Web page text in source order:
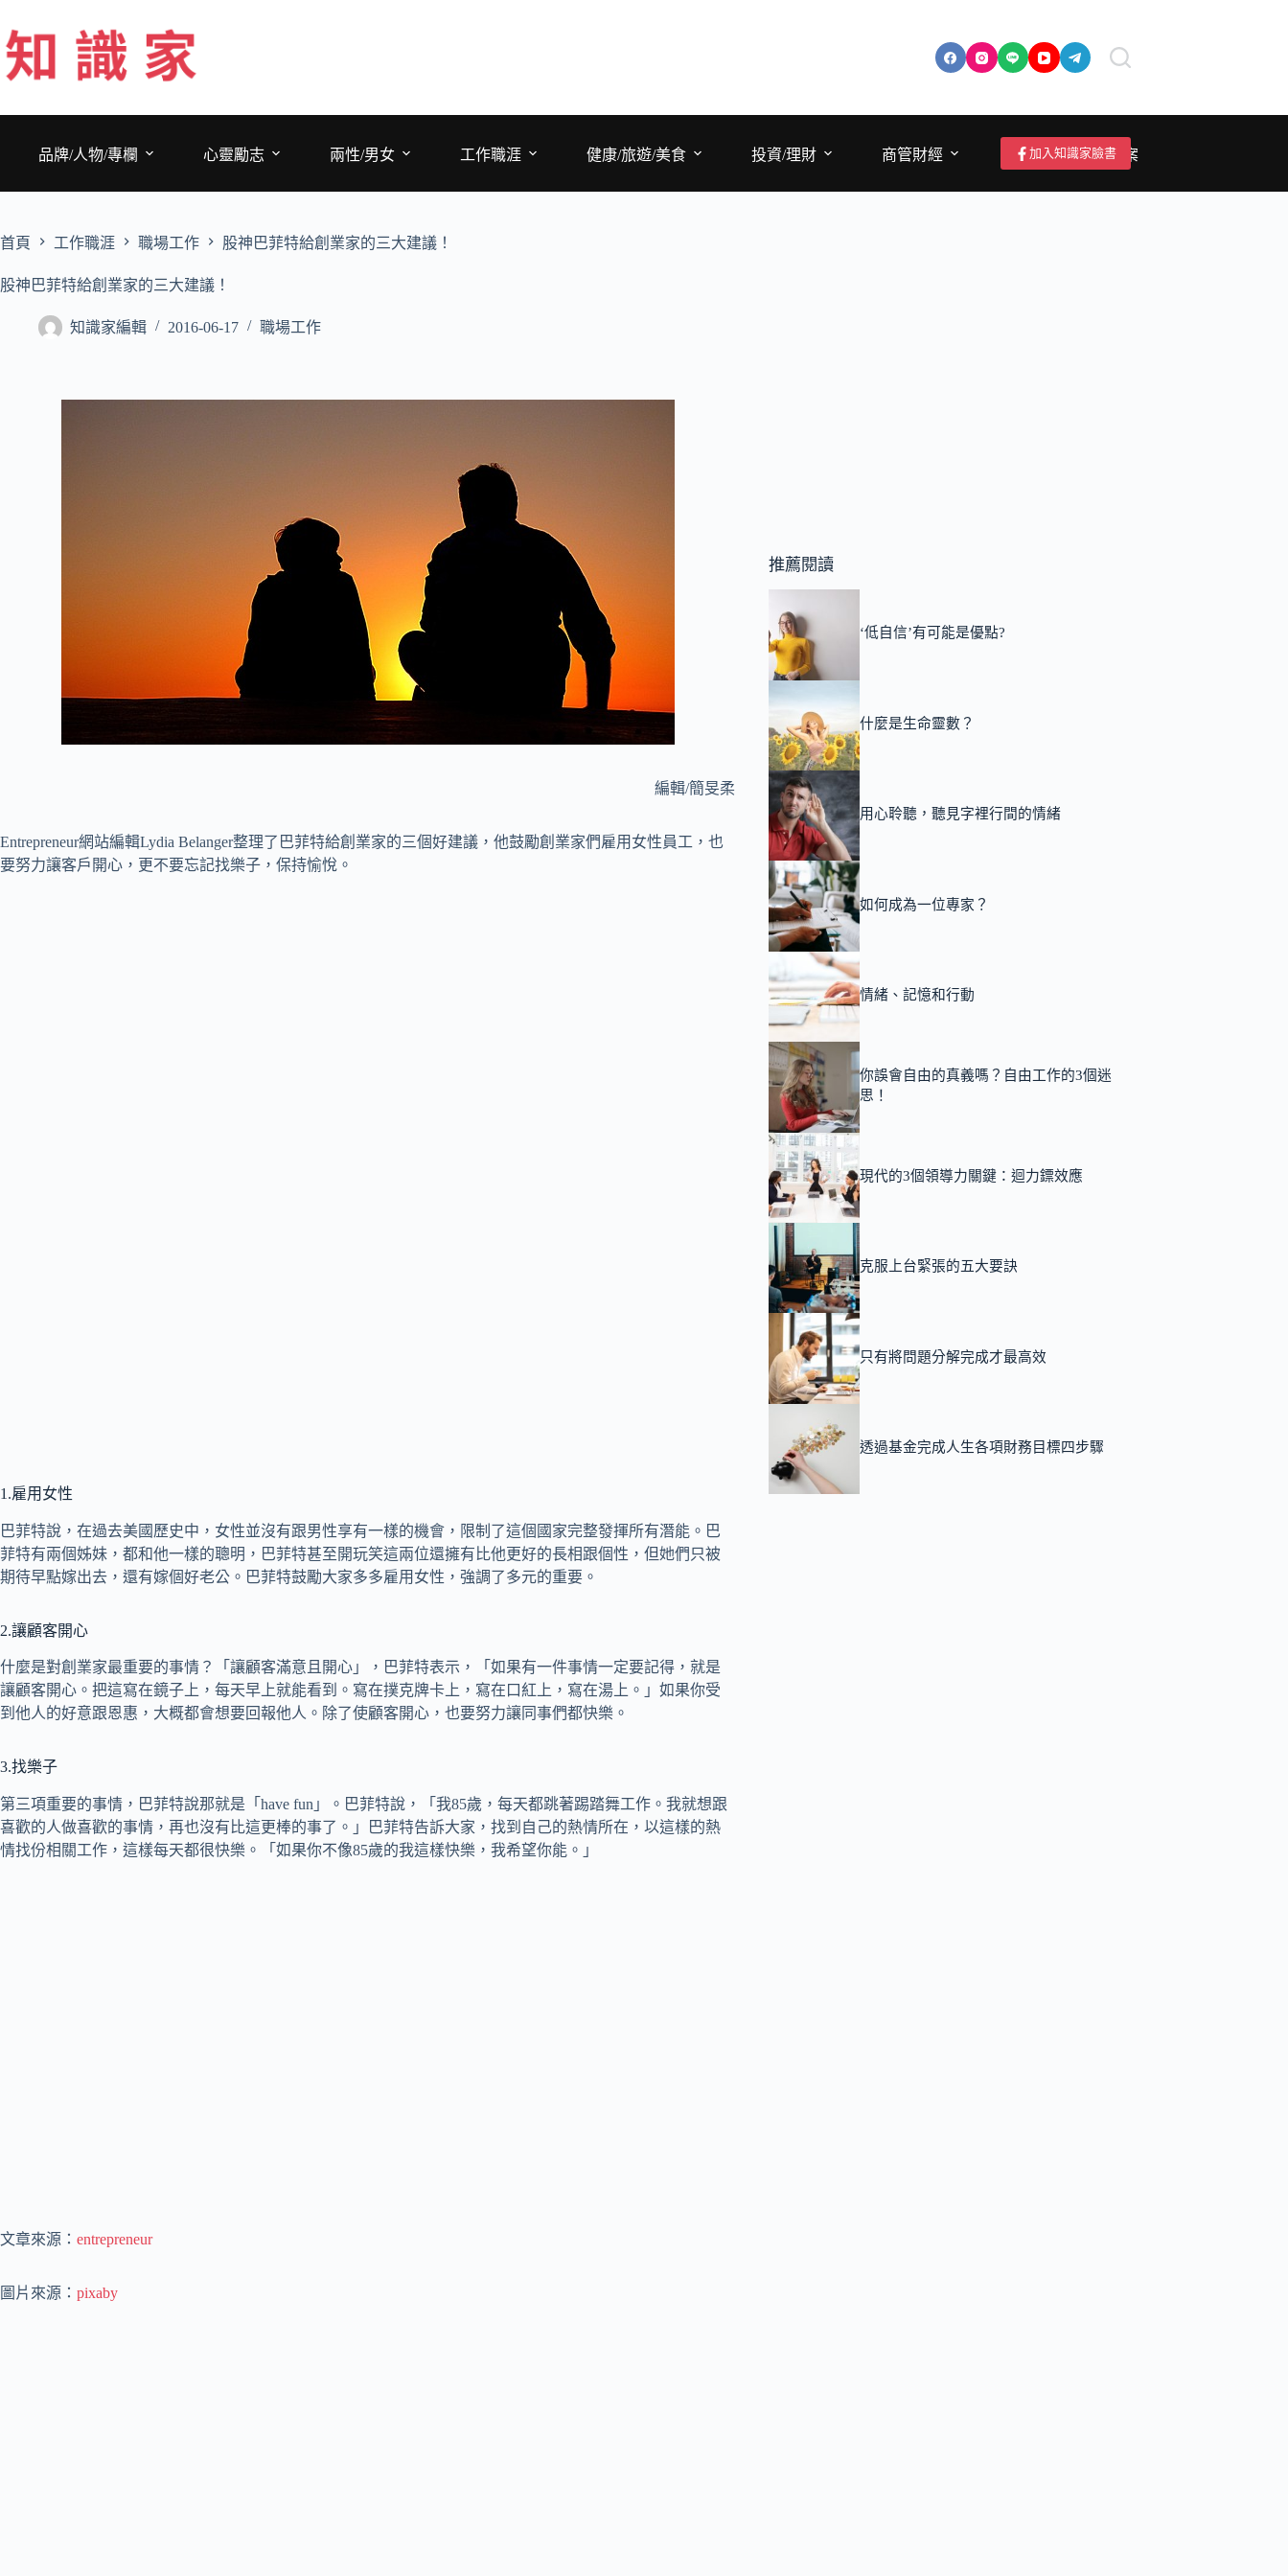
至
主
要
品牌/人物/專欄
心靈勵志 兩性/男女 工作職涯 健康/旅遊/美食 投資/理財 商管財經 成為作者/投稿/提案
加入知識家臉書
首頁 工作職涯 職場工作 股神巴菲特給創業家的三大建議！
股神巴菲特給創業家的三大建議！
知識家編輯 2016-06-17 職場工作
編輯/簡旻柔
Entrepreneur網站編輯Lydia Belanger整理了巴菲特給創業家的三個好建議，他鼓勵創業家們雇用女性員工，也
要努力讓客戶開心，更不要忘記找樂子，保持愉悅。
1.雇用女性
巴菲特說，在過去美國歷史中，女性並沒有跟男性享有一樣的機會，限制了這個國家完整發揮所有潛能。巴
菲特有兩個姊妹，都和他一樣的聰明，巴菲特甚至開玩笑這兩位還擁有比他更好的長相跟個性，但她們只被
期待早點嫁出去，還有嫁個好老公。巴菲特鼓勵大家多多雇用女性，強調了多元的重要。
2.讓顧客開心
什麼是對創業家最重要的事情？「讓顧客滿意且開心」，巴菲特表示，「如果有一件事情一定要記得，就是
讓顧客開心。把這寫在鏡子上，每天早上就能看到。寫在撲克牌卡上，寫在口紅上，寫在湯上。」如果你受
到他人的好意跟恩惠，大概都會想要回報他人。除了使顧客開心，也要努力讓同事們都快樂。
3.找樂子
第三項重要的事情，巴菲特說那就是「have fun」。巴菲特說，「我85歲，每天都跳著踢踏舞工作。我就想跟
喜歡的人做喜歡的事情，再也沒有比這更棒的事了。」巴菲特告訴大家，找到自己的熱情所在，以這樣的熱
情找份相關工作，這樣每天都很快樂。「如果你不像85歲的我這樣快樂，我希望你能。」
文章來源： entrepreneur
圖片來源： pixaby
推薦閱讀
‘低自信’有可能是優點?
什麼是生命靈數？
用心聆聽，聽見字裡行間的情緒
如何成為一位專家？
情緒、記憶和行動
你誤會自由的真義嗎？自由工作的3個迷
思！
現代的3個領導力關鍵：迴力鏢效應
克服上台緊張的五大要訣
只有將問題分解完成才最高效
透過基金完成人生各項財務目標四步驟